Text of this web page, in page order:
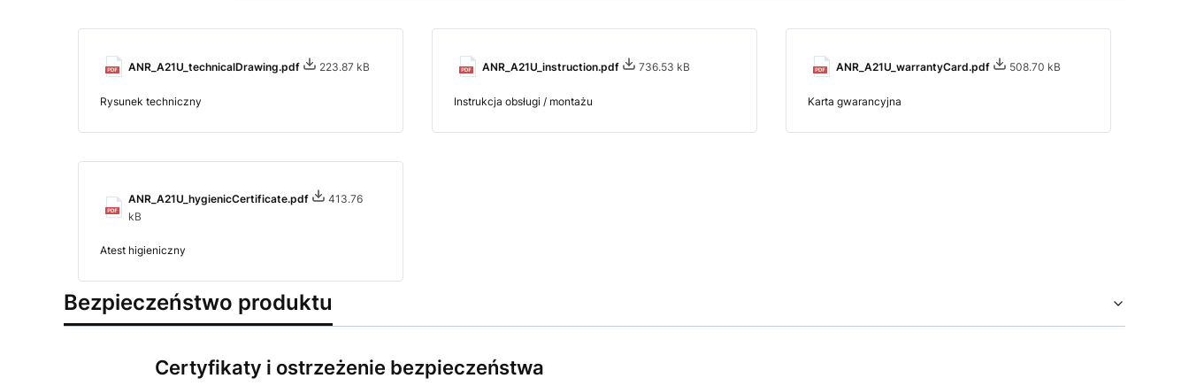
ANR_A21U_technicalDrawing.pdf 223.87 kB
Rysunek techniczny
ANR_A21U_instruction.pdf 736.53 kB
Instrukcja obsługi / montażu
ANR_A21U_warrantyCard.pdf 508.70 kB
Karta gwarancyjna
ANR_A21U_hygienicCertificate.pdf
413.76
kB
Atest higieniczny
Bezpieczeństwo produktu
Certyfikaty i ostrzeżenie bezpieczeństwa